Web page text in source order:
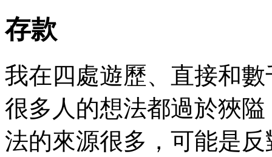
存款
我在四處遊歷、直接和
很多人的想法都過於狹
法的來源很多，可能是